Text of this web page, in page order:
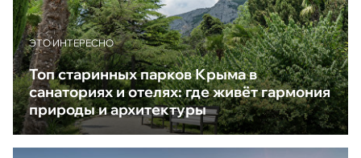
ЭТО ИНТЕРЕСНО
Топ старинных парков Крыма в
санаториях и отелях: где живёт гармония
природы и архитектуры